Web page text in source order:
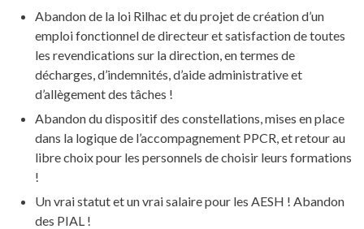
Abandon de la loi Rilhac et du projet de création d’un
emploi fonctionnel de directeur et satisfaction de toutes
les revendications sur la direction, en termes de
décharges, d’indemnités, d’aide administrative et
d’allègement des tâches !
Abandon du dispositif des constellations, mises en place
dans la logique de l’accompagnement PPCR, et retour au
libre choix pour les personnels de choisir leurs formations
!
Un vrai statut et un vrai salaire pour les AESH ! Abandon
des PIAL !